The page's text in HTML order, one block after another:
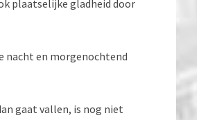
plaatselijke gladheid door
nacht en morgenochtend
gaat vallen, is nog niet